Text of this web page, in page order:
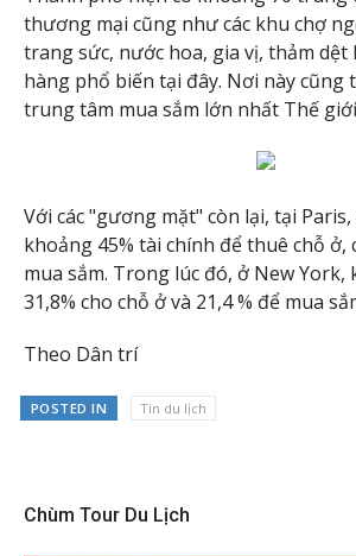
thương mại cũng như các khu chợ
trang sức, nước hoa, gia vị, thảm
hàng phổ biến tại đây. Nơi này
trung tâm mua sắm lớn nhất Thế
Với các "gương mặt" còn lại, tại
khoảng 45% tài chính để thuê chỗ ở,
mua sắm. Trong lúc đó, ở New York,
31,8% cho chỗ ở và 21,4 % để mua
Theo Dân trí
POSTED IN Tin du lịch
Chùm Tour Du Lịch